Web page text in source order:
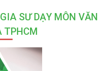
SƯ DẠY MÔN VĂN
TPHCM